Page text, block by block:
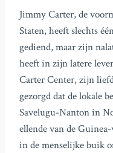
Jimmy Carter, de
Staten, heeft slechts
gediend, maar zijn
heeft in zijn latere
Carter Center, zijn
gezorgd dat de lokale
Savelugu-Nanton in
ellende van de
in de menselijke buik